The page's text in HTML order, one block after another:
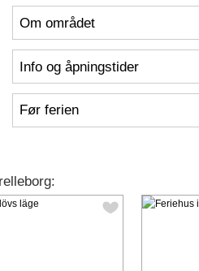
Om området
Info og åpningstider
Før ferien